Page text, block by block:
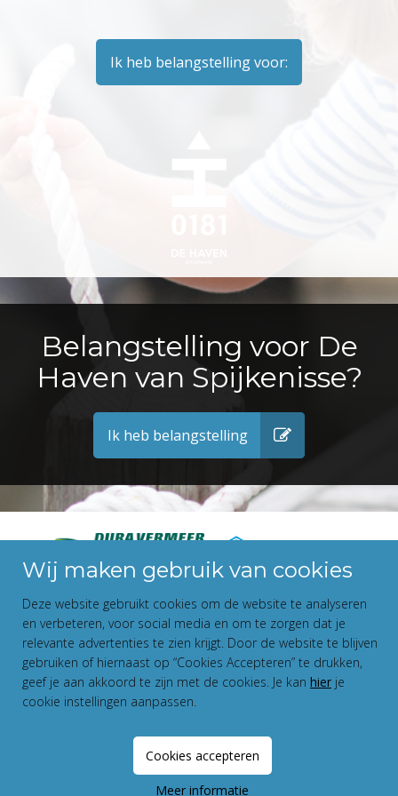
Ik heb belangstelling voor:
Belangstelling voor De
Haven van Spijkenisse?
Ik heb belangstelling
Privacy Statement
Fundament All Media
Wij maken gebruik van cookies
Deze website gebruikt cookies om de website te analyseren
en verbeteren, voor social media en om te zorgen dat je
relevante advertenties te zien krijgt. Door de website te blijven
gebruiken of hiernaast op “Cookies Accepteren” te drukken,
geef je aan akkoord te zijn met de cookies. Je kan hier je
cookie instellingen aanpassen.
Cookies accepteren
Meer informatie